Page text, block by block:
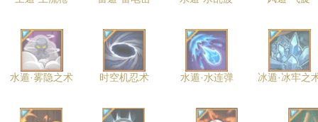
水遁·雾隐之术 时空机忍术 水遁·水连弹 冰遁·冰牢之